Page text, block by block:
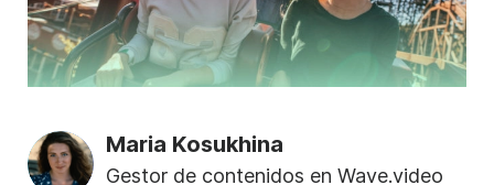
Maria Kosukhina
Gestor de contenidos en Wave.video